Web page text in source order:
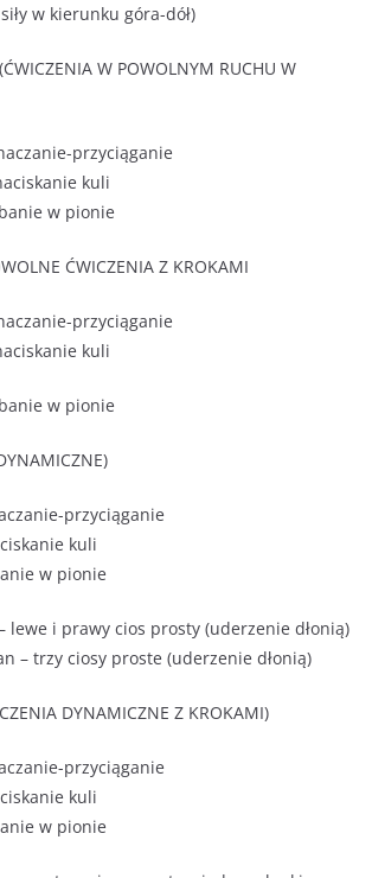
w kierunku góra-dół)
W POWOLNYM RUCHU W
przyciąganie
kuli
w pionie
ĆWICZENIA Z KROKAMI
przyciąganie
kuli
w pionie
przyciąganie
kuli
w pionie
lewe i prawy cios prosty (uderzenie dłonią)
– trzy ciosy proste (uderzenie dłonią)
DYNAMICZNE Z KROKAMI)
przyciąganie
kuli
w pionie